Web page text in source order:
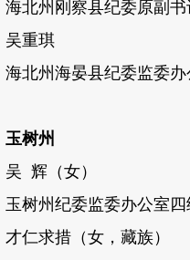
海北州刚察县纪委原副
吴重琪
海北州海晏县纪委监委
玉树州
吴 辉（女）
玉树州纪委监委办公室
才仁求措（女，藏族）